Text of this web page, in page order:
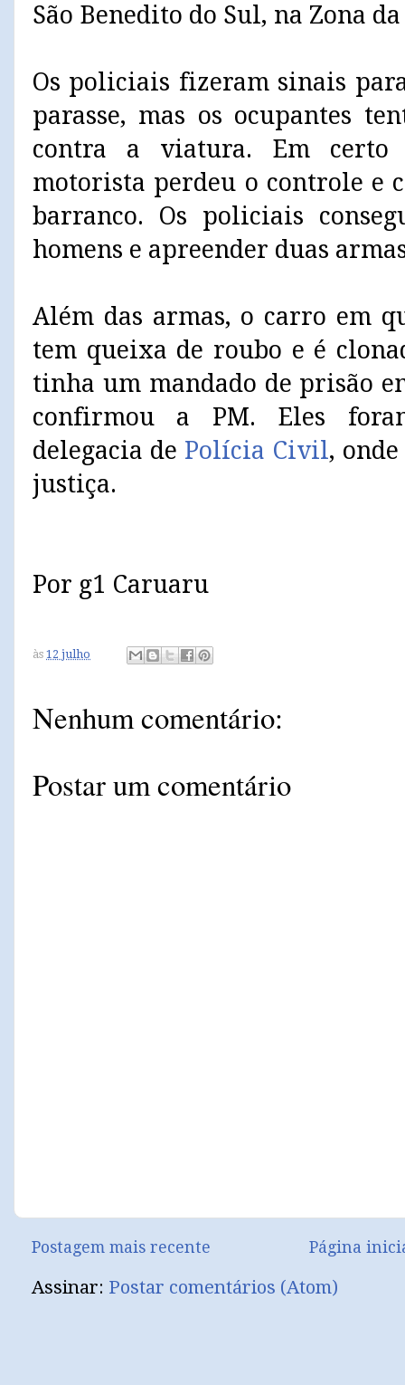
São Benedito do Sul, na Zona
Os policiais fizeram sinais
parasse, mas os ocupantes
contra a viatura. Em
motorista perdeu o controle e
barranco. Os policiais
homens e apreender duas
Além das armas, o carro em
tem queixa de roubo e é
tinha um mandado de prisão
confirmou a PM. Eles
delegacia de Polícia Civil,
justiça.
Por g1 Caruaru
às 12 julho
Nenhum comentário:
Postar um comentário
Postagem mais recente Página
Assinar: Postar comentários (Atom)